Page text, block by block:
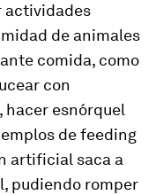
actividades
de animales
comida, como
con
hacer esnórquel
defeeding
artificial saca a
pudiendo romper